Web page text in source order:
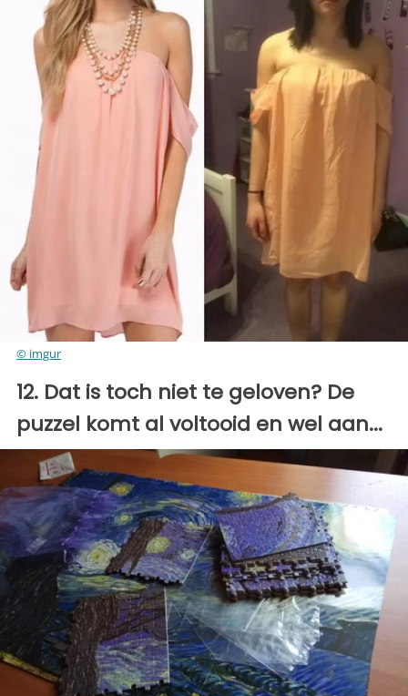
© imgur
12. Dat is toch niet te geloven? De
puzzel komt al voltooid en wel aan...